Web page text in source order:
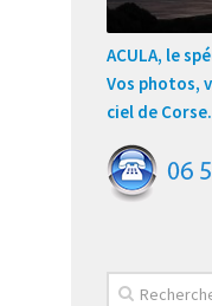
ACULA, le
Vos photos,
ciel de Corse.